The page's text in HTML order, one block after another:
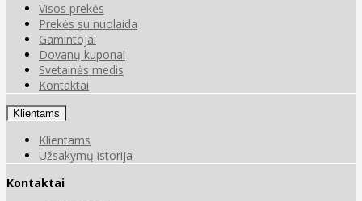
Visos prekės
Prekės su nuolaida
Gamintojai
Dovanų kuponai
Svetainės medis
Kontaktai
Klientams
Klientams
Užsakymų istorija
Kontaktai